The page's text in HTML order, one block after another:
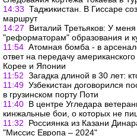
14:33 Таджикистан. В Гиссаре
маршрут
14:27
Виталий Третьяков: У
"реформаторам" образования и
11:54 Атомная бомба - в
ответ на передачу
Корее и Японии
11:52 Загадка длиной в 30 лет:
11:49 Узбекистан договорился
в грузинском порту Поти
11:40 В центре Угледара
кинжальные бои, о которых не
11:32
Россиянка из Казани
"Миссис Европа – 2024"